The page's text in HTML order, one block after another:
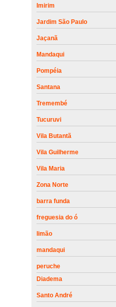
Imirim
Jardim São Paulo
Jaçanã
Mandaqui
Pompéia
Santana
Tremembé
Tucuruvi
Vila Butantã
Vila Guilherme
Vila Maria
Zona Norte
barra funda
freguesia do ó
limão
mandaqui
peruche
Diadema
Santo André